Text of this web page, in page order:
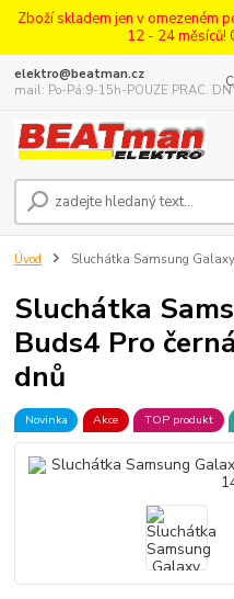
Zboží skladem jen v omezeném
12 - 24 měsíců!
elektro@beatman.cz
mail: Po-Pá:9-15h-POUZE PRAC.
Úvod Sluchátka Samsung Galaxy
Sluchátka
Buds4 Pro
dnů
Novinka Akce TOP produkt